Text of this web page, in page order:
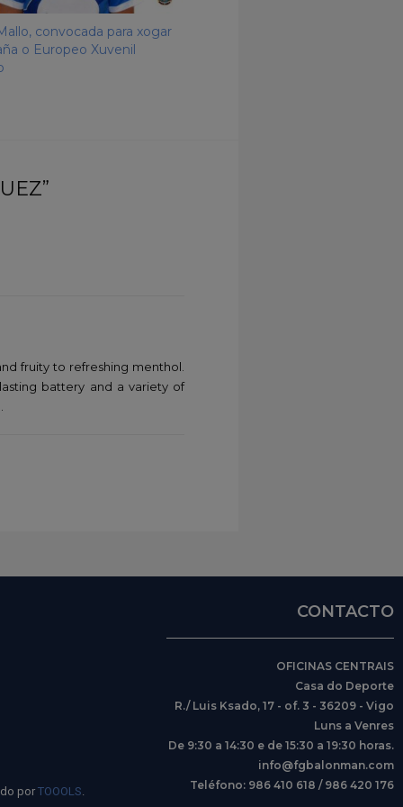
convocada para xogar
o Europeo Xuvenil
fruity to refreshing menthol.
battery and a variety of
por TOOOLS
CONTACTO
OFICINAS CENTRAIS
Casa do Deporte
R./ Luis Ksado, 17 - of. 3 - 36209 - Vigo
Luns a Venres
De 9:30 a 14:30 e de 15:30 a 19:30 horas.
info@fgbalonman.com
Teléfono: 986 410 618 / 986 420 176